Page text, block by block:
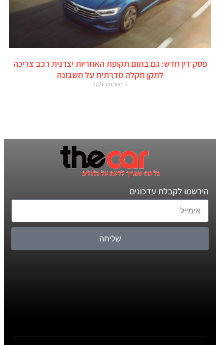
פסק דין חדש: גם בתום תקופת האחריות יצרנית רכב צריכה
לתקן תקלה סדרתית על חשבונה
3 באוגוסט 2026
הירשמו לקבלת עדכונים
שליחה